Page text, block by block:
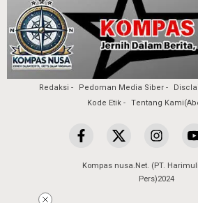
Redaksi Pedoman Media Siber
Kode Etik
Tentang
Kompas nusa.Net. (PT.
Pers)2024